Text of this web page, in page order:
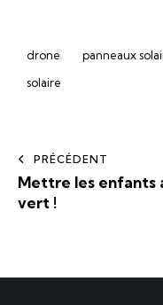
drone panneaux
solaire
PRÉCÉDENT
Mettre les enfants
vert !